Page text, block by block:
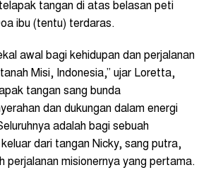
tangan di atas belasan peti
ibu (tentu) terdaras.
awal bagi kehidupan dan perjalanan
Misi, Indonesia,” ujar Loretta,
tangan sang bunda
dan dukungan dalam energi
adalah bagi sebuah
dari tangan Nicky, sang putra,
perjalanan misionernya yang pertama.